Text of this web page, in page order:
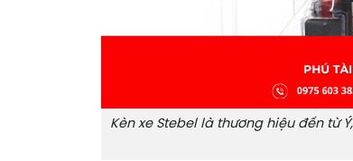
Kèn xe Stebel là thương hiệu đến từ